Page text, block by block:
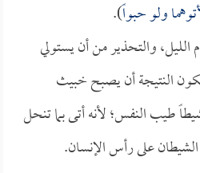
ولو حبواً).
الليل، والتحذير من أن يستولي
النتيجة أن يصبح خبيث
طيب النفس؛ لأنه أتى بما تنحل
على رأس الإنسان.